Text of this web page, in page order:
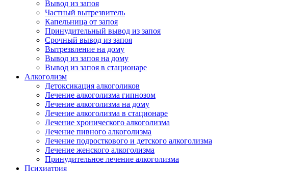
Вывод из запоя
Частный вытрезвитель
Капельница от запоя
Принудительный вывод из запоя
Срочный вывод из запоя
Вытрезвление на дому
Вывод из запоя на дому
Вывод из запоя в стационаре
Алкоголизм
Детоксикация алкоголиков
Лечение алкоголизма гипнозом
Лечение алкоголизма на дому
Лечение алкоголизма в стационаре
Лечение хронического алкоголизма
Лечение пивного алкоголизма
Лечение подросткового и детского алкоголизма
Лечение женского алкоголизма
Принудительное лечение алкоголизма
Психиатрия